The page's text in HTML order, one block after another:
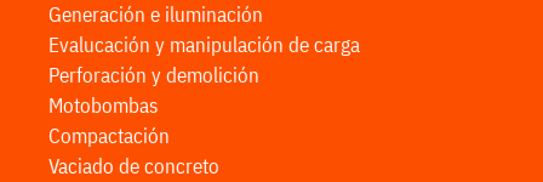
Generación e iluminación
Evalucación y manipulación de carga
Perforación y demolición
Motobombas
Compactación
Vaciado de concreto